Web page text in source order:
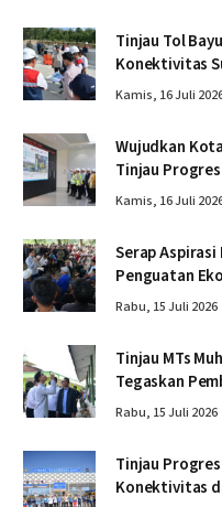
Tinjau Tol
Konektivitas
Kamis, 16 Juli
Wujudkan
Tinjau
Kamis, 16 Juli
Serap Aspirasi
Penguatan
Swasembada
Rabu, 15 Juli 2026
Tinjau MTs
Tegaskan
Seluruh Sekolah
Rabu, 15 Juli 2026
Tinjau
Konektivitas